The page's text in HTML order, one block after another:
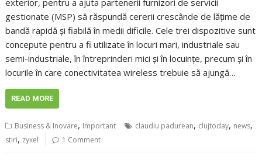
gestionate (MSP) să răspundă cererii crescânde de lățime de
bandă rapidă și fiabilă în medii dificile. Cele trei dispozitive sunt
concepute pentru a fi utilizate în locuri mari, industriale sau
semi-industriale, în întreprinderi mici și în locuințe, precum și în
locurile în care conectivitatea wireless trebuie să ajungă…
READ MORE
Business & Inovare, Important claudiu padurean, clujtoday, news,
stiri, zyxel 1 Comment